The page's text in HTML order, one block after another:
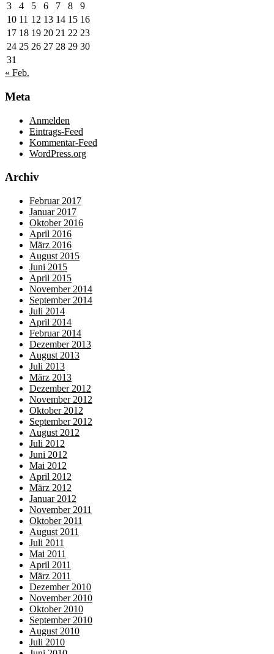
3
4 5 6 7 8
9
10 11 12 13 14 15 16
17 18 19 20 21 22 23
24 25 26 27 28 29 30
31
« Feb.
Meta
Anmelden
Eintrags-Feed
Kommentar-Feed
WordPress.org
Archiv
Februar 2017
Januar 2017
Oktober 2016
April 2016
März 2016
August 2015
Juni 2015
April 2015
November 2014
September 2014
Juli 2014
April 2014
Februar 2014
Dezember 2013
August 2013
Juli 2013
März 2013
Dezember 2012
November 2012
Oktober 2012
September 2012
August 2012
Juli 2012
Juni 2012
Mai 2012
April 2012
März 2012
Januar 2012
November 2011
Oktober 2011
August 2011
Juli 2011
Mai 2011
April 2011
März 2011
Dezember 2010
November 2010
Oktober 2010
September 2010
August 2010
Juli 2010